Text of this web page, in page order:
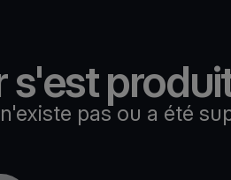
s'est
pas ou a été